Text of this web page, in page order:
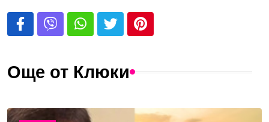
Още от Клюки